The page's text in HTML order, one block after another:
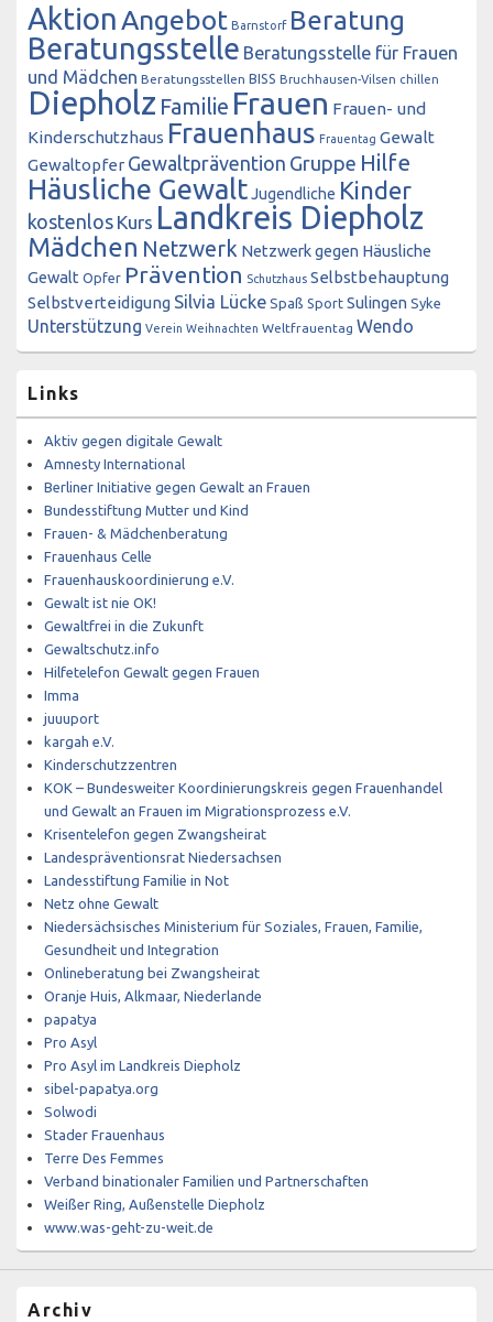
AktionAngebot Barnstorf Beratung
Beratungsstelle Beratungsstelle für Frauen
und Mädchen Beratungsstellen BISS Bruchhausen-Vilsen chillen
Diepholz Familie Frauen Frauen- und
Kinderschutzhaus Frauenhaus Frauentag Gewalt
Gewaltopfer Gewaltprävention Gruppe Hilfe
Häusliche GewaltJugendliche Kinder
kostenlos Kurs Landkreis Diepholz
Mädchen Netzwerk Netzwerk gegen Häusliche
Gewalt Opfer Prävention Schutzhaus Selbstbehauptung
Selbstverteidigung Silvia Lücke Spaß Sport Sulingen Syke
Unterstützung Verein Weihnachten Weltfrauentag Wendo
Links
Aktiv gegen digitale Gewalt
Amnesty International
Berliner Initiative gegen Gewalt an Frauen
Bundesstiftung Mutter und Kind
Frauen- & Mädchenberatung
Frauenhaus Celle
Frauenhauskoordinierung e.V.
Gewalt ist nie OK!
Gewaltfrei in die Zukunft
Gewaltschutz.info
Hilfetelefon Gewalt gegen Frauen
Imma
juuuport
kargah e.V.
Kinderschutzzentren
KOK – Bundesweiter Koordinierungskreis gegen Frauenhandel
und Gewalt an Frauen im Migrationsprozess e.V.
Krisentelefon gegen Zwangsheirat
Landespräventionsrat Niedersachsen
Landesstiftung Familie in Not
Netz ohne Gewalt
Niedersächsisches Ministerium für Soziales, Frauen, Familie,
Gesundheit und Integration
Onlineberatung bei Zwangsheirat
Oranje Huis, Alkmaar, Niederlande
papatya
Pro Asyl
Pro Asyl im Landkreis Diepholz
sibel-papatya.org
Solwodi
Stader Frauenhaus
Terre Des Femmes
Verband binationaler Familien und Partnerschaften
Weißer Ring, Außenstelle Diepholz
www.was-geht-zu-weit.de
Archiv